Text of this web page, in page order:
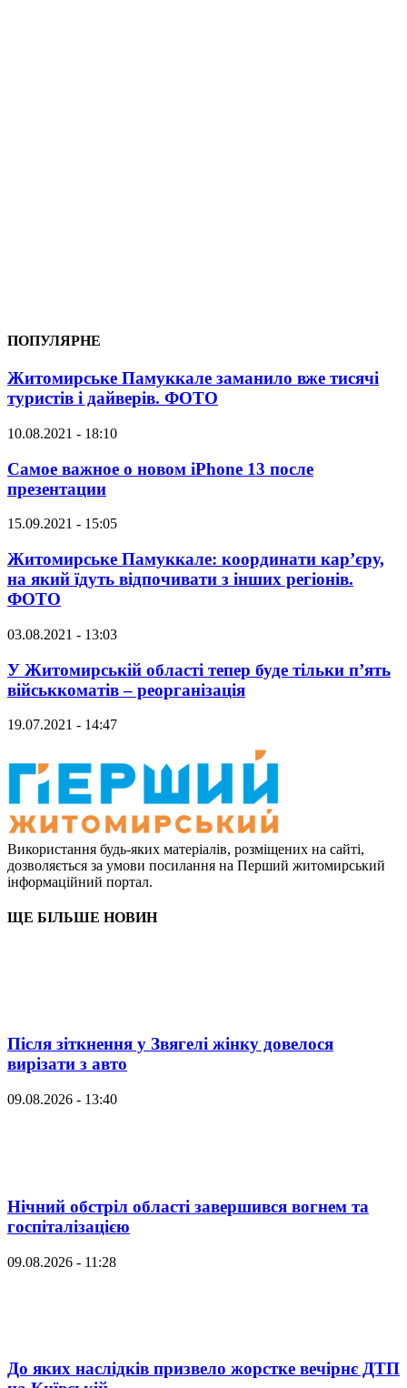
ПОПУЛЯРНЕ
Житомирське Памуккале заманило вже тисячі
туристів і дайверів. ФОТО
10.08.2021 - 18:10
Самое важное о новом iPhone 13 после
презентации
15.09.2021 - 15:05
Житомирське Памуккале: координати кар’єру,
на який їдуть відпочивати з інших регіонів.
ФОТО
03.08.2021 - 13:03
У Житомирській області тепер буде тільки п’ять
військкоматів – реорганізація
19.07.2021 - 14:47
Використання будь-яких матеріалів, розміщених на сайті,
дозволяється за умови посилання на Перший житомирський
інформаційний портал.
ЩЕ БІЛЬШЕ НОВИН
Після зіткнення у Звягелі жінку довелося
вирізати з авто
09.08.2026 - 13:40
Нічний обстріл області завершився вогнем та
госпіталізацією
09.08.2026 - 11:28
До яких наслідків призвело жорстке вечірнє ДТП